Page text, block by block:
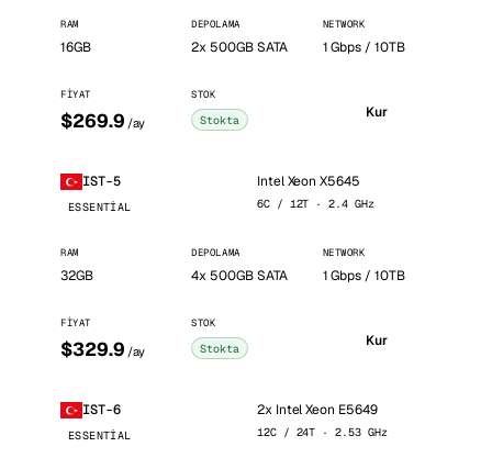
RAM
16GB
DEPOLAMA
2x 500GB SATA
NETWORK
1 Gbps / 10TB
FIYAT
$269.9 /ay
STOK
Stokta Kur
IST-5
ESSENTIAL
Intel Xeon X5645
6C / 12T · 2.4 GHz
RAM
32GB
DEPOLAMA
4x 500GB SATA
NETWORK
1 Gbps / 10TB
FIYAT
$329.9 /ay
STOK
Stokta Kur
IST-6
ESSENTIAL
2x Intel Xeon E5649
12C / 24T · 2.53 GHz